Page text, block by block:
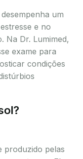
um
e no
Na Dr. Lumimed,
exame para
condições
produzido pelas